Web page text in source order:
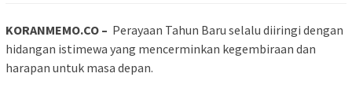
KORANMEMO.CO – Perayaan Tahun Baru selalu diiringi dengan
hidangan istimewa yang mencerminkan kegembiraan dan
harapan untuk masa depan.